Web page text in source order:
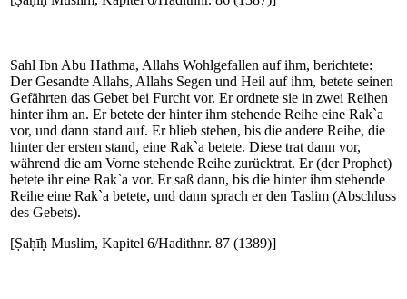
Sahl Ibn Abu Hathma, Allahs Wohlgefallen auf ihm, berichtete:
Der Gesandte Allahs, Allahs Segen und Heil auf ihm, betete seinen
Gefährten das Gebet bei Furcht vor. Er ordnete sie in zwei Reihen
hinter ihm an. Er betete der hinter ihm stehende Reihe eine Rak`a
vor, und dann stand auf. Er blieb stehen, bis die andere Reihe, die
hinter der ersten stand, eine Rak`a betete. Diese trat dann vor,
während die am Vorne stehende Reihe zurücktrat. Er (der Prophet)
betete ihr eine Rak`a vor. Er saß dann, bis die hinter ihm stehende
Reihe eine Rak`a betete, und dann sprach er den Taslim (Abschluss
des Gebets).
[Ṣaḥīḥ Muslim, Kapitel 6/Hadithnr. 87 (1389)]